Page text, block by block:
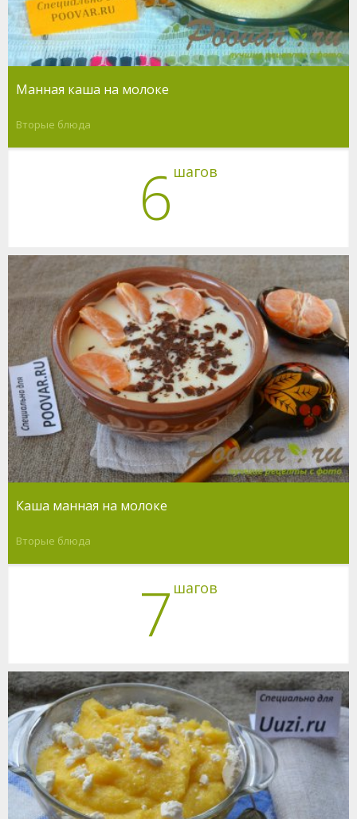
Манная каша на молоке
Вторые блюда
6 шагов
Каша манная на молоке
Вторые блюда
7 шагов